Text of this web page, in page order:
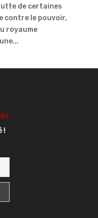
de certaines
contre le pouvoir,
royaume
!